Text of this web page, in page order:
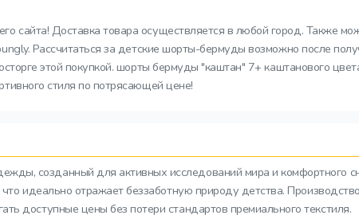
Доставка товара осуществляется в любой город. Также
Рассчитаться за детские шорты-бермуды возможно после
этой покупкой. шорты бермуды "каштан" 7+ каштанового
стиля по потрясающей цене!
созданный для активных исследований мира и комфортного
идеально отражает беззаботную природу детства.
доступные цены без потери стандартов премиального текстиля.